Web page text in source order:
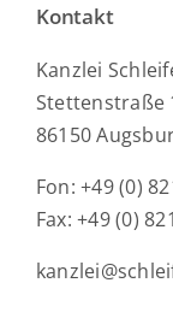
Kontakt
Kanzlei
Stettenstraße
86150
Fon: +49 (0)
Fax: +49 (0)